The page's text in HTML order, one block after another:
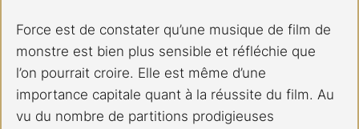
Force est de constater qu’une musique de film de
monstre est bien plus sensible et réfléchie que
l’on pourrait croire. Elle est même d’une
importance capitale quant à la réussite du film. Au
vu du nombre de partitions prodigieuses